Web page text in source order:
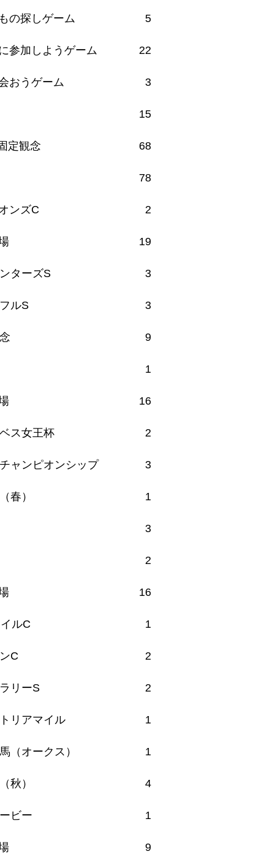
の探しゲーム 5
参加しようゲーム 22
おうゲーム 3
15
定観念 68
78
ンズC 2
19
ターズS 3
ルS 3
9
1
16
ス女王杯 2
ャンピオンシップ 3
春） 1
3
2
16
ルC 1
C 2
リーS 2
リアマイル 1
（オークス） 1
秋） 4
ビー 1
9